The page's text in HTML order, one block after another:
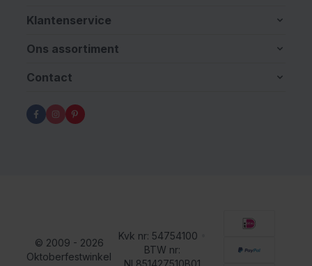
Klantenservice
Ons assortiment
Contact
© 2009 - 2026
Oktoberfestwinkel
Kvk nr: 54754100
BTW nr:
NL851427510B01